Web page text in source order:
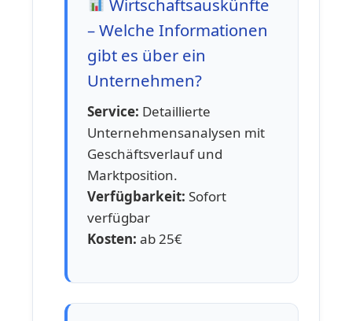
Wirtschaftsauskünfte
– Welche Informationen
gibt es über ein
Unternehmen?
Service: Detaillierte
Unternehmensanalysen mit
Geschäftsverlauf und
Marktposition.
Verfügbarkeit: Sofort
verfügbar
Kosten: ab 25€